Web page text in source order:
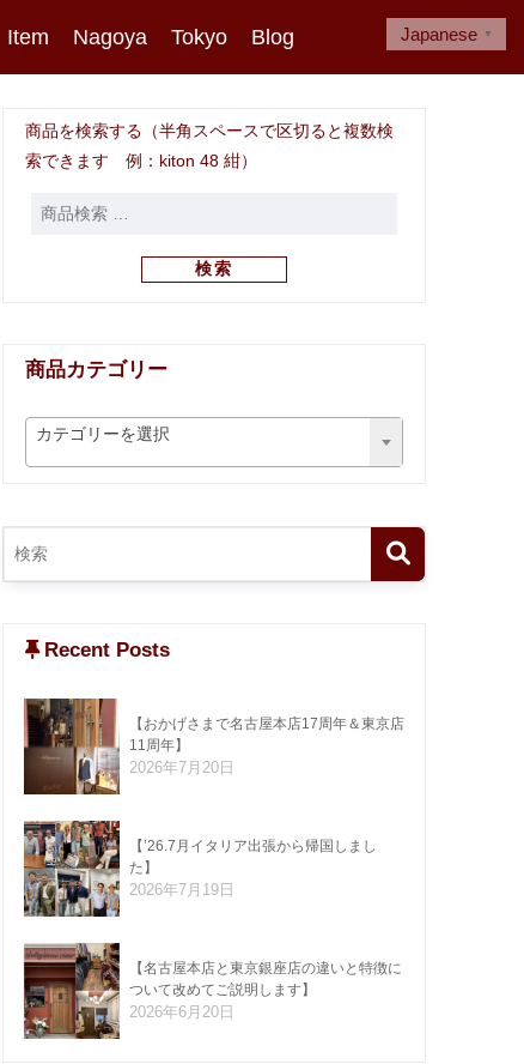
Item Nagoya Tokyo Blog
商品を検索する（半角スペースで区切ると複数検
索できます 例：kiton 48 紺）
検索
商品カテゴリー
カテゴリーを選択
Recent Posts
【おかげさまで名古屋本店17周年＆東京店
11周年】
2026年7月20日
【’26.7月イタリア出張から帰国しまし
た】
2026年7月19日
【名古屋本店と東京銀座店の違いと特徴に
ついて改めてご説明します】
2026年6月20日
Japanese ▼